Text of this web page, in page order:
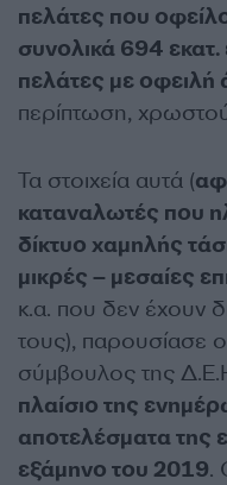
πελάτες που
συνολικά 694
πελάτες με
περίπτωση,
Τα στοιχεία αυτά (
καταναλωτές που
δίκτυο χαμηλής
μικρές – μεσαίες
κ.α. που δεν έχουν
τους), παρουσίασε
σύμβουλος της
πλαίσιο της
αποτελέσματα της
εξάμηνο του 2019.